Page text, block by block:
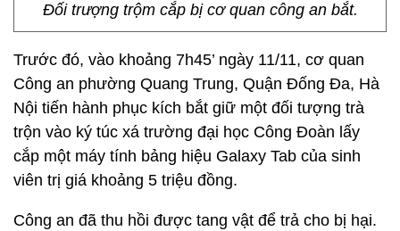
Đối trượng trộm cắp bị cơ quan công an bắt.
Trước đó, vào khoảng 7h45’ ngày 11/11, cơ quan
Công an phường Quang Trung, Quận Đống Đa, Hà
Nội tiến hành phục kích bắt giữ một đối tượng trà
trộn vào ký túc xá trường đại học Công Đoàn lấy
cắp một máy tính bảng hiệu Galaxy Tab của sinh
viên trị giá khoảng 5 triệu đồng.
Công an đã thu hồi được tang vật để trả cho bị hại.